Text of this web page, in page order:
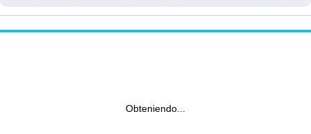
Obteniendo...